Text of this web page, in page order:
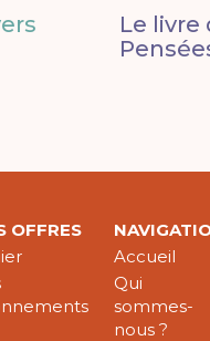
Le livre
OFFRES
Accueil
Qui
sommes-
nous ?